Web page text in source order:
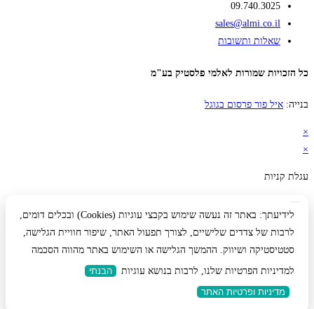
09.740.3025
sales@almi.co.il
שאלות ותשובות
כל הזכויות שמורות לאלמי פלסטיק בע"מ
בנייה: איל פור פרסום בגוגל
×
×
עגלת קניות
לידיעתך: באתר זה נעשה שימוש בקבצי עוגיות (Cookies) ובכלים דומים,
לרבות של צדדים שלישיים, לצורך תפעול האתר, שיפור חוויית הגלישה,
סטטיסטיקה ושיווק. ההמשך הגלישה או השימוש באתר מהווה הסכמה
למדיניות הפרטיות שלנו, לרבות בנושא עוגיות
הבנתי
מדיניות ופרטיות האתר